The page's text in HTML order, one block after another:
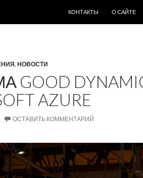
КОНТАКТЫ
О САЙТЕ
, НОВОСТИ
GOOD
AZURE
ОСТАВИТЬ КОММЕНТАРИЙ